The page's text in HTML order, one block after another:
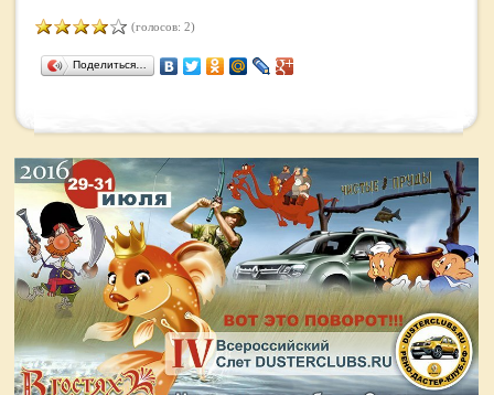
(голосов: 2)
Поделиться…